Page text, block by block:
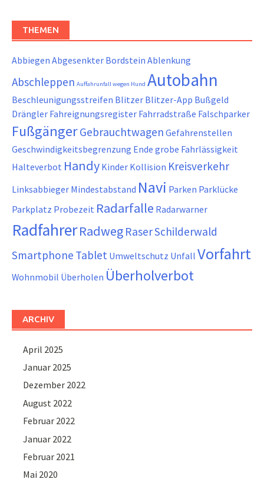
THEMEN
Abbiegen Abgesenkter Bordstein Ablenkung
Abschleppen Auffahrunfall wegen Hund Autobahn
Beschleunigungsstreifen Blitzer Blitzer-App Bußgeld
Drängler Fahreignungsregister Fahrradstraße Falschparker
FußgängerGebrauchtwagen Gefahrenstellen
Geschwindigkeitsbegrenzung Ende grobe Fahrlässigkeit
Halteverbot Handy Kinder Kollision Kreisverkehr
Linksabbieger Mindestabstand Navi Parken Parklücke
Parkplatz Probezeit Radarfalle Radarwarner
RadfahrerRadweg RaserSchilderwald
Smartphone Tablet Umweltschutz Unfall Vorfahrt
Wohnmobil Überholen Überholverbot
ARCHIV
April 2025
Januar 2025
Dezember 2022
August 2022
Februar 2022
Januar 2022
Februar 2021
Mai 2020